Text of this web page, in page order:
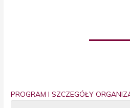
PROGRAM I SZCZEGÓŁY